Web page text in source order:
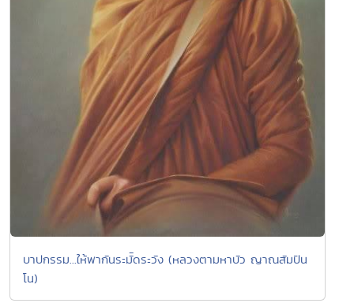
บาปกรรม...ให้พากันระมััดระวัง (หลวงตามหาบัว ญาณสัมปัน
โน)